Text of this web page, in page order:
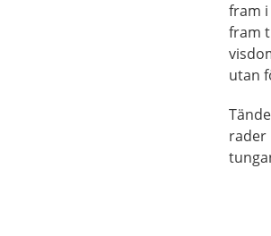
fram
fram
utan
rader